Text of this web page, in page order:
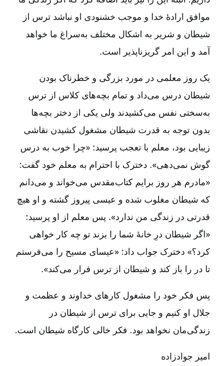
موافق ارادۀ خدا و موجب خشنودی او نباشد ترس از
شیطان و شریر به اشکال مختلف به‌سراغ ما خواهد
آمد و این امر گریزناپذیر است.
یک روز معلمی در مورد بزرگی و خطرناک بودن
شیطان درس می‌داد و تمام بچه‌های کلاس از ترس
به‌سختی نفس می‌کشیدند ولی یکی از دختر بچه‌ها
بدون توجه به قدرت شیطان مشغول کشیدن نقاشی
زیبایی بود، معلم با تعجب پرسید: «چرا خوب به درس
گوش نمی‌دهی». دخترک با احترام به معلم خود گفت:
«مادرم هر روز برایم کتاب‌مقدس می‌خواند و می‌دانم
که شیطان مغلوب شده و عیسی پیروز گشته و او هیچ
قدرتی در زندگی من ندارد». پس معلم از او ‌پرسید:
«اگر شیطان درِ خانۀ شما را بزند تو چه کار خواهی
کرد؟» دخترک جواب ‌داد: «عیسای مسیح را می‌فرستم
تا در را باز کند و شیطان از ترس فرار می‌کند».
پس فکر خود را مشغول کارهای خداوند و عظمت و
جلال او کنیم و جایی برای ترس از شیطان در
زندگی‌مان نخواهد بود. فکر خالی کارگاه شیطان است.
امیر جوادزاده